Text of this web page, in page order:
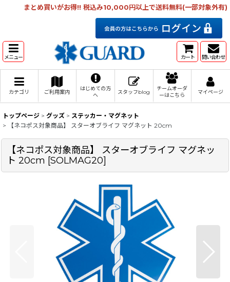
まとめ買いがお得!! 税込み10,000円以上で送料無料(一部対象外有)
メニュー カート 問い合わせ
カテゴリ ご利用案内
はじめての方
へ
スタッフblog
チームオーダ
ーはこちら
マイページ
トップページ > グッズ > ステッカー・マグネット
>
【ネコポス対象商品】 スターオブライフ マグネット 20cm
【ネコポス対象商品】 スターオブライフ マグネッ
ト 20cm [SOLMAG20]